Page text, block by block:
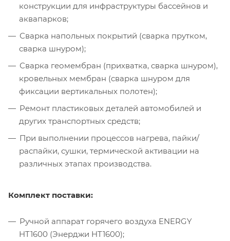
конструкции для инфраструктуры бассейнов и
аквапарков;
Сварка напольных покрытий (сварка прутком,
сварка шнуром);
Сварка геомембран (прихватка, сварка шнуром),
кровельных мембран (сварка шнуром для
фиксации вертикальных полотен);
Ремонт пластиковых деталей автомобилей и
других транспортных средств;
При выполнении процессов нагрева, пайки/
распайки, сушки, термической активации на
различных этапах производства.
Комплект поставки:
Ручной аппарат горячего воздуха ENERGY
HT1600 (Энерджи HT1600);